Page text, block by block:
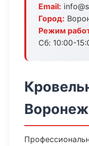
Email:
Город:
Режим
Сб: 10:00-
Воронеж